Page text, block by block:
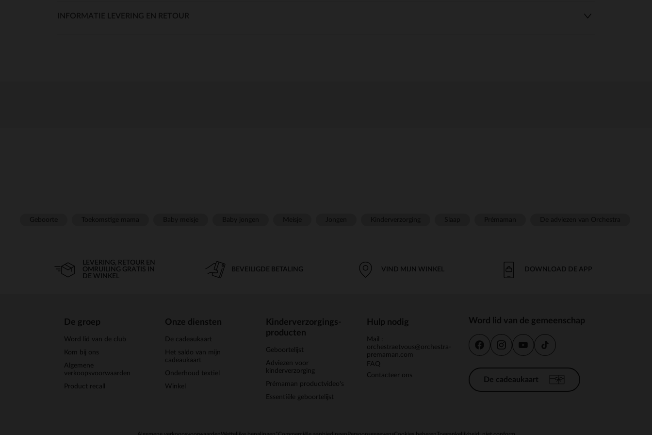
INFORMATIE LEVERING EN RETOUR
LEVERING, RETOUR EN
OMRUILING GRATIS IN
DE WINKEL
BEVEILIGDE BETALING VIND MIJN WINKEL DOWNLOAD DE APP
De groep
Word lid van de club
Kom bij ons
Algemene
verkoopsvoorwaarden
Product recall
Onze diensten
De cadeaukaart
Het saldo van mijn
cadeaukaart
Onderhoud textiel
Winkel
Kinderverzorgings-
producten
Geboortelijst
Adviezen voor
kinderverzorging
Prémaman productvideo's
Essentiële geboortelijst
Hulp nodig
Mail :
orchestraetvous@orchestra-
premaman.com
FAQ
Contacteer ons
Word lid van de gemeenschap
De cadeaukaart